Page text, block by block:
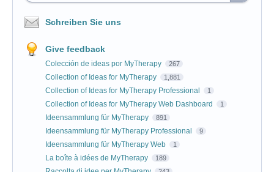
Schreiben Sie uns
Give feedback
Colección de ideas por MyTherapy 267
Collection of Ideas for MyTherapy 1,881
Collection of Ideas for MyTherapy Professional 1
Collection of Ideas for MyTherapy Web Dashboard 1
Ideensammlung für MyTherapy 891
Ideensammlung für MyTherapy Professional 9
Ideensammlung für MyTherapy Web 1
La boîte à idées de MyTherapy 189